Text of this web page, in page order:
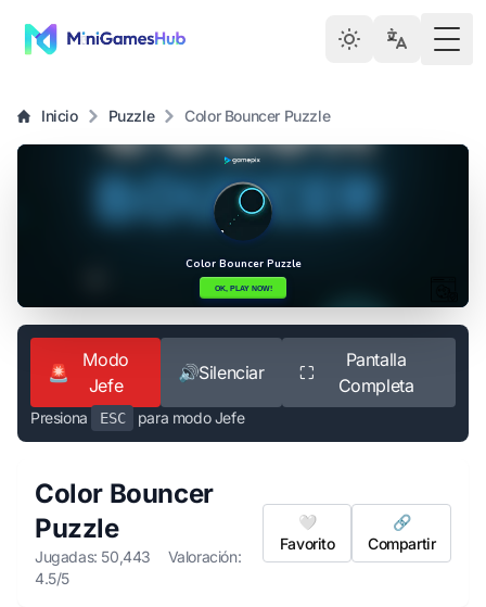
Inicio Puzzle Color Bouncer Puzzle
🚨
Modo
Jefe
🔊Silenciar ⛶
Pantalla
Completa
Presiona ESC para modo Jefe
Color Bouncer
Puzzle
Jugadas: 50,443
Valoración:
4.5/5
🤍
Favorito
🔗
Compartir